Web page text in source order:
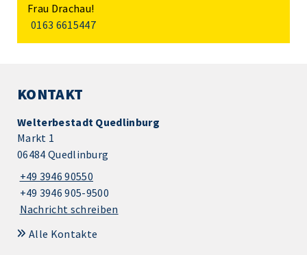
Frau Drachau!
0163 6615447
KONTAKT
Welterbestadt Quedlinburg
Markt 1
06484 Quedlinburg
+49 3946 90550
+49 3946 905-9500
Nachricht schreiben
Alle Kontakte